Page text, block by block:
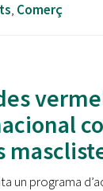
, Comerç
un programa